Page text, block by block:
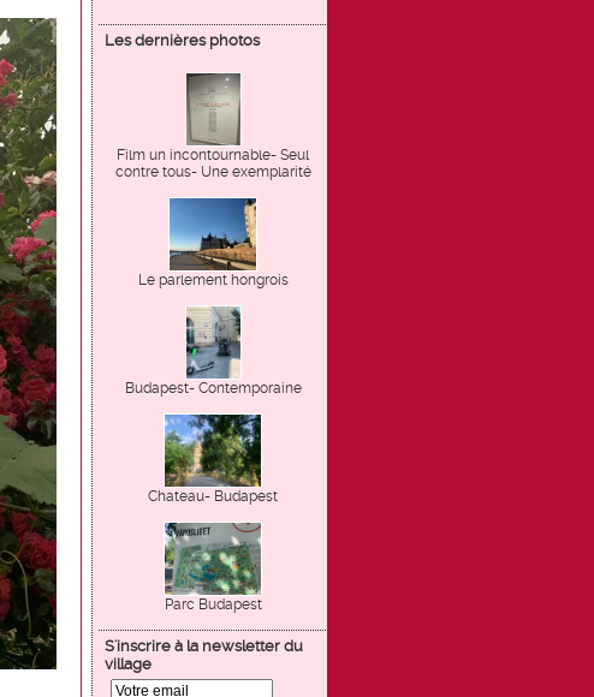
Les dernières photos
Film un incontournable- Seul
contre tous- Une exemplarité
Le parlement hongrois
Budapest- Contemporaine
Chateau- Budapest
Parc Budapest
S'inscrire à la newsletter du
village